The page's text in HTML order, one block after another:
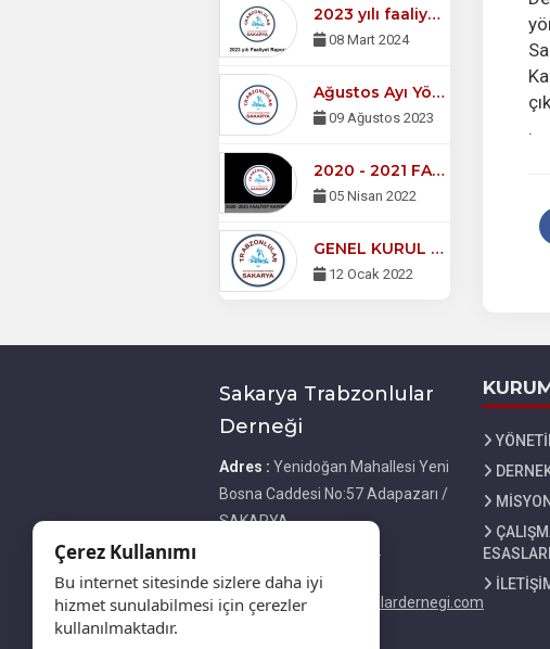
2023 yılı faaliyet raporu
08 Mart 2024
Ağustos Ayı Yönetim Kurulu Toplantısı
09 Ağustos 2023
2020 - 2021 FAALİYET RAPORU
05 Nisan 2022
GENEL KURUL DUYURUSU
12 Ocak 2022
.
Sakarya Trabzonlular
Derneği
Adres : Yenidoğan Mahallesi Yeni
Bosna Caddesi No:57 Adapazarı /
SAKARYA
E-Posta :
bilgi@sakaryatrabzonlulardernegi.com
ESASLARI
Çerez Kullanımı
Bu internet sitesinde sizlere daha iyi
hizmet sunulabilmesi için çerezler
kullanılmaktadır.